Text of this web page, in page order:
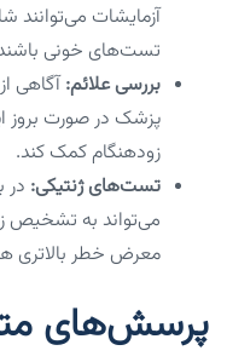
آزمایشات می‌توانند
تست‌های خونی
بررسی علائم:آگاهی
پزشک در صورت بروز
زودهنگام کمک کند.
تست‌های ژنتیکی: در
می‌تواند به تشخیص
معرض خطر بالاتری
پرسش‌های